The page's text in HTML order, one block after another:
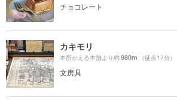
チョコレート
カキモリ
本所かえる本舗より約980m （徒歩17分）
文房具